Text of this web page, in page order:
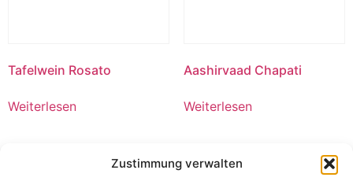
Zustimmung verwalten
Tafelwein Rosato
Weiterlesen
Aashirvaad Chapati
Weiterlesen